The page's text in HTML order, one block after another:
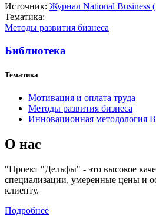
Источник: Журнал National Business
Тематика:
Методы развития бизнеса
Библиотека
Тематика
Мотивация и оплата труда
Методы развития бизнеса
Инновационная методология
О нас
"Проект "Дельфы" - это высокое
специализации, умеренные цены и
клиенту.
Подробнее